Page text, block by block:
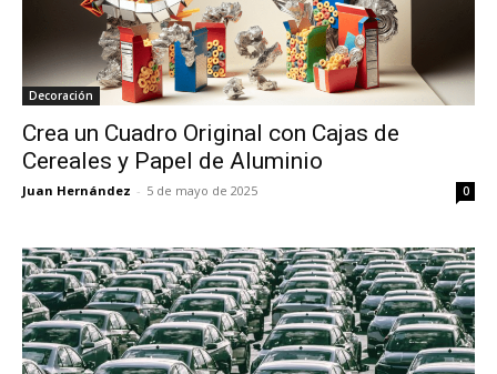
Decoración
Crea un Cuadro Original con Cajas de
Cereales y Papel de Aluminio
Juan Hernández - 5 de mayo de 2025 0